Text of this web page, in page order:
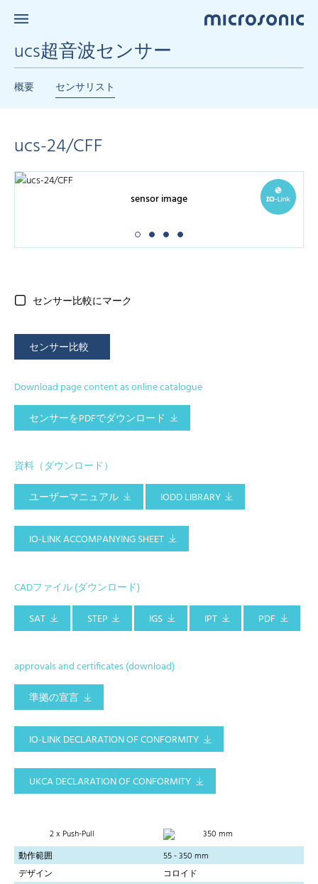
ucs超音波センサー
概要 センサリスト
ucs-24/CFF
sensor image
センサー比較にマーク
センサー比較
Download page content as online catalogue
センサーをPDFでダウンロード
資料（ダウンロード）
ユーザーマニュアル
IODD LIBRARY
IO-LINK ACCOMPANYING SHEET
CADファイル (ダウンロード)
SAT
STEP IGS IPT PDF
approvals and certificates (download)
準拠の宣言
IO-LINK DECLARATION OF CONFORMITY
UKCA DECLARATION OF CONFORMITY
2 x Push-Pull
350 mm
動作範囲
55 - 350 mm
デザイン
コロイド